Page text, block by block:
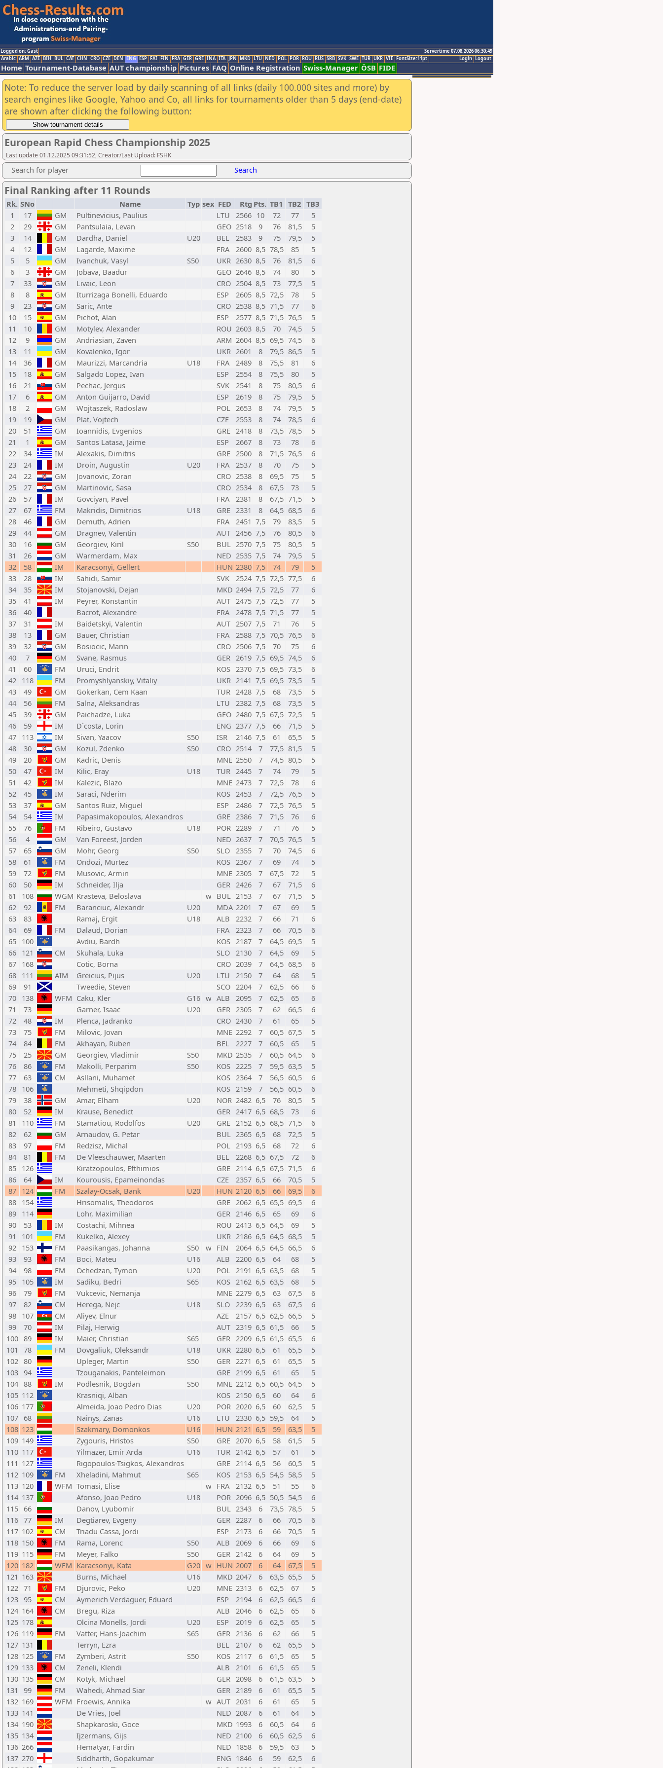
Logged on: Gast
Servertime 07.08.2026 06:30:49
Logout
Login
Arabic ARM AZE BIH BUL CAT CHN CRO CZE DEN ENG ESP FAI FIN FRA GER GRE INA ITA JPN MKD LTU NED POL POR ROU RUS SRB SVK SWE TUR UKR VIE FontSize:11pt
Home Tournament-Database AUT championship Pictures FAQ Online Registration Swiss-Manager ÖSB FIDE
Note: To reduce the server load by daily scanning of all links (daily 100.000 sites and more) by
search engines like Google, Yahoo and Co, all links for tournaments older than 5 days (end-date)
are shown after clicking the following button:
European Rapid Chess Championship 2025
Last update 01.12.2025 09:31:52, Creator/Last Upload: FSHK
Search for player Search
Final Ranking after 11 Rounds
Rk. SNo Name Typ sex FED Rtg Pts. TB1 TB2 TB3
1
17 GM Pultinevicius, Paulius LTU 2566 10 72 77
5
2
29 GM Pantsulaia, Levan GEO 2518 9 76 81,5
5
3
14 GM Dardha, Daniel U20 BEL 2583 9 75 79,5
5
4
12 GM Lagarde, Maxime FRA 2600 8,5 78,5 85
5
5
5 GM Ivanchuk, Vasyl S50 UKR 2630 8,5 76 81,5
6
6
3 GM Jobava, Baadur GEO 2646 8,5 74 80
5
7
33 GM Livaic, Leon CRO 2504 8,5 73 77,5
5
8
8 GM Iturrizaga Bonelli, Eduardo ESP 2605 8,5 72,5 78
5
9
23 GM Saric, Ante CRO 2538 8,5 71,5 77
6
10
15 GM Pichot, Alan ESP 2577 8,5 71,5 76,5
5
11
10 GM Motylev, Alexander ROU 2603 8,5 70 74,5
5
12
9 GM Andriasian, Zaven ARM 2604 8,5 69,5 74,5
6
13
11 GM Kovalenko, Igor UKR 2601 8 79,5 86,5
5
14
36 GM Maurizzi, Marcandria U18 FRA 2489 8 75,5 81
6
15
18 GM Salgado Lopez, Ivan ESP 2554 8 75,5 80
5
16
21 GM Pechac, Jergus SVK 2541 8 75 80,5
6
17
6 GM Anton Guijarro, David ESP 2619 8 75 79,5
5
18
2 GM Wojtaszek, Radoslaw POL 2653 8 74 79,5
5
19
19 GM Plat, Vojtech CZE 2553 8 74 78,5
6
20
51 GM Ioannidis, Evgenios GRE 2418 8 73,5 78,5
5
21
1 GM Santos Latasa, Jaime ESP 2667 8 73 78
6
22
34 IM Alexakis, Dimitris GRE 2500 8 71,5 76,5
6
23
24 IM Droin, Augustin U20 FRA 2537 8 70 75
5
24
22 GM Jovanovic, Zoran CRO 2538 8 69,5 75
5
25
27 GM Martinovic, Sasa CRO 2534 8 67,5 73
5
26
57 IM Govciyan, Pavel FRA 2381 8 67,5 71,5
5
27
67 FM Makridis, Dimitrios U18 GRE 2331 8 64,5 68,5
6
28
46 GM Demuth, Adrien FRA 2451 7,5 79 83,5
5
29
44 GM Dragnev, Valentin AUT 2456 7,5 76 80,5
6
30
16 GM Georgiev, Kiril S50 BUL 2570 7,5 75 80,5
5
31
26 GM Warmerdam, Max NED 2535 7,5 74 79,5
5
32
58 IM Karacsonyi, Gellert HUN 2380 7,5 74 79
5
33
28 IM Sahidi, Samir SVK 2524 7,5 72,5 77,5
6
34
35 IM Stojanovski, Dejan MKD 2494 7,5 72,5 77
6
35
41 IM Peyrer, Konstantin AUT 2475 7,5 72,5 77
5
36
40 Bacrot, Alexandre FRA 2478 7,5 71,5 77
5
37
31 IM Baidetskyi, Valentin AUT 2507 7,5 71 76
5
38
13 GM Bauer, Christian FRA 2588 7,5 70,5 76,5
6
39
32 GM Bosiocic, Marin CRO 2506 7,5 70 75
6
40
7 GM Svane, Rasmus GER 2619 7,5 69,5 74,5
6
41
60 FM Uruci, Endrit KOS 2370 7,5 69,5 73,5
6
42 118 FM Promyshlyanskiy, Vitaliy UKR 2141 7,5 69,5 73,5
5
43
49 GM Gokerkan, Cem Kaan TUR 2428 7,5 68 73,5
5
44
56 FM Salna, Aleksandras LTU 2382 7,5 68 73,5
5
45
39 GM Paichadze, Luka GEO 2480 7,5 67,5 72,5
5
46
59 IM D`costa, Lorin ENG 2377 7,5 66 71,5
5
47 113 IM Sivan, Yaacov S50 ISR 2146 7,5 61 65,5
5
48
30 GM Kozul, Zdenko S50 CRO 2514 7 77,5 81,5
5
49
20 GM Kadric, Denis MNE 2550 7 74,5 80,5
5
50
47 IM Kilic, Eray U18 TUR 2445 7 74 79
5
51
42 IM Kalezic, Blazo MNE 2473 7 72,5 78
6
52
45 IM Saraci, Nderim KOS 2453 7 72,5 76,5
5
53
37 GM Santos Ruiz, Miguel ESP 2486 7 72,5 76,5
5
54
54 IM Papasimakopoulos, Alexandros GRE 2386 7 71,5 76
6
55
76 FM Ribeiro, Gustavo U18 POR 2289 7 71 76
5
56
4 GM Van Foreest, Jorden NED 2637 7 70,5 76,5
5
57
65 GM Mohr, Georg S50 SLO 2355 7 70 74,5
6
58
61 FM Ondozi, Murtez KOS 2367 7 69 74
5
59
72 FM Musovic, Armin MNE 2305 7 67,5 72
5
60
50 IM Schneider, Ilja GER 2426 7 67 71,5
6
61
108 WGM Krasteva, Beloslava w BUL 2153 7 67 71,5
5
62
92 FM Baranciuc, Alexandr U20 MDA 2201 7 67 69
5
63
83 Ramaj, Ergit U18 ALB 2232 7 66 71
6
64
69 FM Dalaud, Dorian FRA 2323 7 66 70,5
6
65 100 Avdiu, Bardh KOS 2187 7 64,5 69,5
5
66 121 CM Skuhala, Luka SLO 2130 7 64,5 69
5
67 168 Cotic, Borna CRO 2039 7 64,5 68,5
6
68 111 AIM Greicius, Pijus U20 LTU 2150 7 64 68
5
69
91 Tweedie, Steven SCO 2204 7 62,5 66
6
70 138 WFM Caku, Kler G16 w ALB 2095 7 62,5 65
6
71
73 Garner, Isaac U20 GER 2305 7 62 66,5
6
72
48 IM Plenca, Jadranko CRO 2430 7 61 65
5
73
75 FM Milovic, Jovan MNE 2292 7 60,5 67,5
5
74
84 FM Akhayan, Ruben BEL 2227 7 60,5 65
5
75
25 GM Georgiev, Vladimir S50 MKD 2535 7 60,5 64,5
6
76
86 FM Makolli, Perparim S50 KOS 2225 7 59,5 63,5
5
77
63 CM Asllani, Muhamet KOS 2364 7 56,5 60,5
6
78 106 Mehmeti, Shqipdon KOS 2159 7 56,5 60,5
6
79
38 GM Amar, Elham U20 NOR 2482 6,5 76 80,5
5
80
52 IM Krause, Benedict GER 2417 6,5 68,5 73
6
81
110 FM Stamatiou, Rodolfos U20 GRE 2152 6,5 68,5 71,5
6
82
62 GM Arnaudov, G. Petar BUL 2365 6,5 68 72,5
5
83
97 FM Redzisz, Michal POL 2193 6,5 68 72
6
84
81 FM De Vleeschauwer, Maarten BEL 2268 6,5 67,5 72
6
85 126 Kiratzopoulos, Efthimios GRE 2114 6,5 67,5 71,5
6
86
64 IM Kourousis, Epameinondas CZE 2357 6,5 66 70,5
5
87 124 FM Szalay-Ocsak, Bank U20 HUN 2120 6,5 66 69,5
6
88 154 Hrisomalis, Theodoros GRE 2062 6,5 65,5 69,5
6
89 114 Lohr, Maximilian GER 2146 6,5 65 69
6
90
53 IM Costachi, Mihnea ROU 2413 6,5 64,5 69
5
91
101 FM Kukelko, Alexey UKR 2186 6,5 64,5 68,5
5
92 153 FM Paasikangas, Johanna S50 w FIN 2064 6,5 64,5 66,5
6
93
93 FM Boci, Mateu U16 ALB 2200 6,5 64 68
5
94
98 FM Ochedzan, Tymon U20 POL 2191 6,5 63,5 68
5
95 105 IM Sadiku, Bedri S65 KOS 2162 6,5 63,5 68
5
96
79 FM Vukcevic, Nemanja MNE 2279 6,5 63 67,5
6
97
82 CM Herega, Nejc U18 SLO 2239 6,5 63 67,5
6
98 107 CM Aliyev, Elnur AZE 2157 6,5 62,5 66,5
5
99
70 IM Pilaj, Herwig AUT 2319 6,5 61,5 66
5
100 89 IM Maier, Christian S65 GER 2209 6,5 61,5 65,5
6
101
78 FM Dovgaliuk, Oleksandr U18 UKR 2280 6,5 61 65,5
5
102 80 Upleger, Martin S50 GER 2271 6,5 61 65,5
5
103 94 Tzouganakis, Panteleimon GRE 2199 6,5 61 65
5
104 88 IM Podlesnik, Bogdan S50 MNE 2212 6,5 60,5 64,5
5
105 112 Krasniqi, Alban KOS 2150 6,5 60 64
6
106 177 Almeida, Joao Pedro Dias U20 POR 2020 6,5 60 62,5
5
107 68 Nainys, Zanas U16 LTU 2330 6,5 59,5 64
5
108 123 Szakmary, Domonkos U16 HUN 2121 6,5 59 63,5
5
109 149 Zygouris, Hristos S50 GRE 2070 6,5 58 61,5
5
110 117 Yilmazer, Emir Arda U16 TUR 2142 6,5 57 61
5
111 127 Rigopoulos-Tsigkos, Alexandros GRE 2114 6,5 56 60,5
5
112 109 FM Xheladini, Mahmut S65 KOS 2153 6,5 54,5 58,5
5
113 120 WFM Tomasi, Elise w FRA 2132 6,5 51 55
6
114 137 Afonso, Joao Pedro U18 POR 2096 6,5 50,5 54,5
6
115 66 Danov, Lyubomir BUL 2343 6 73,5 78,5
5
116 77 IM Degtiarev, Evgeny GER 2287 6 66 70,5
6
117 102 CM Triadu Cassa, Jordi ESP 2173 6 66 70,5
5
118 150 FM Rama, Lorenc S50 ALB 2069 6 66 69
6
119 115 FM Meyer, Falko S50 GER 2142 6 64 69
5
120 182 WFM Karacsonyi, Kata G20 w HUN 2007 6 64 67,5
5
121 163 Burns, Michael U16 MKD 2047 6 63,5 65,5
5
122 71 FM Djurovic, Peko U20 MNE 2313 6 62,5 67
5
123 95 CM Aymerich Verdaguer, Eduard ESP 2194 6 62,5 66,5
6
124 164 CM Bregu, Riza ALB 2046 6 62,5 65
6
125 178 Olcina Monells, Jordi U20 ESP 2019 6 62,5 65
5
126 119 FM Vatter, Hans-Joachim S65 GER 2136 6 62 66
5
127 131 Terryn, Ezra BEL 2107 6 62 65,5
5
128 125 FM Zymberi, Astrit S50 KOS 2117 6 61,5 65
5
129 133 CM Zeneli, Klendi ALB 2101 6 61,5 65
5
130 135 CM Kotyk, Michael GER 2098 6 61,5 63,5
5
131
99 FM Wahedi, Ahmad Siar GER 2189 6 61 65,5
5
132 169 WFM Froewis, Annika w AUT 2031 6 61 65
5
133 141 De Vries, Joel NED 2087 6 61 64
5
134 190 Shapkaroski, Goce MKD 1993 6 60,5 64
6
135 134 Ijzermans, Gijs NED 2100 6 60,5 62,5
6
136 266 Hematyar, Fardin NED 1858 6 59,5 63
5
137 270 Siddharth, Gopakumar ENG 1846 6 59 62,5
6